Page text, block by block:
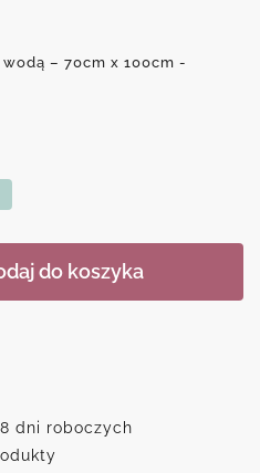
– 70cm x 100cm -
do koszyka
dni roboczych